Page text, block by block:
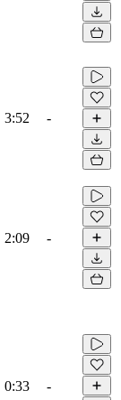
3:52 -
2:09 -
0:33 -